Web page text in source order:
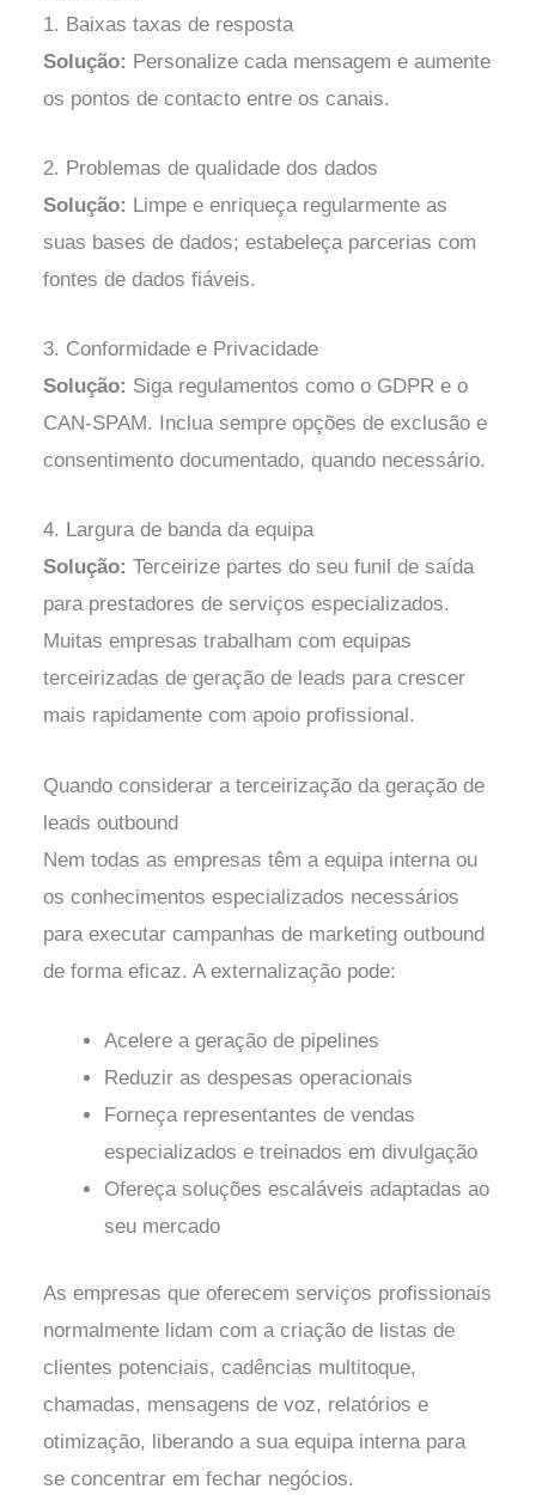
1. Baixas taxas de resposta
Solução: Personalize cada mensagem e aumente
os pontos de contacto entre os canais.
2. Problemas de qualidade dos dados
Solução: Limpe e enriqueça regularmente as
suas bases de dados; estabeleça parcerias com
fontes de dados fiáveis.
3. Conformidade e Privacidade
Solução: Siga regulamentos como o GDPR e o
CAN-SPAM. Inclua sempre opções de exclusão e
consentimento documentado, quando necessário.
4. Largura de banda da equipa
Solução: Terceirize partes do seu funil de saída
para prestadores de serviços especializados.
Muitas empresas trabalham com equipas
terceirizadas de geração de leads para crescer
mais rapidamente com apoio profissional.
Quando considerar a terceirização da geração de
leads outbound
Nem todas as empresas têm a equipa interna ou
os conhecimentos especializados necessários
para executar campanhas de marketing outbound
de forma eficaz. A externalização pode:
Acelere a geração de pipelines
Reduzir as despesas operacionais
Forneça representantes de vendas
especializados e treinados em divulgação
Ofereça soluções escaláveis adaptadas ao
seu mercado
As empresas que oferecem serviços profissionais
normalmente lidam com a criação de listas de
clientes potenciais, cadências multitoque,
chamadas, mensagens de voz, relatórios e
otimização, liberando a sua equipa interna para
se concentrar em fechar negócios.